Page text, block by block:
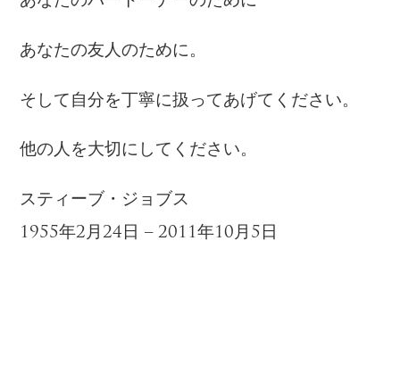
あなたの友人のために。
そして自分を丁寧に扱ってあげてください。
他の人を大切にしてください。
スティーブ・ジョブス
1955年2月24日 – 2011年10月5日